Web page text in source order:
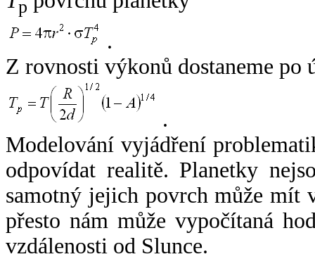
p
.
Z rovnosti výkonů dostaneme po
.
Modelování vyjádření
odpovídat realitě. Planetky
samotný jejich povrch může mít
přesto nám může vypočítaná
vzdálenosti od Slunce.